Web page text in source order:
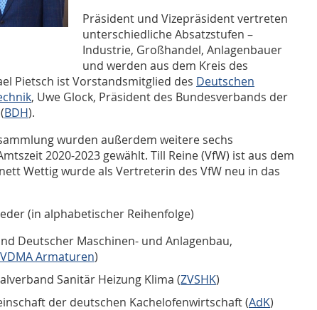
Präsident und Vizepräsident vertreten
unterschiedliche Absatzstufen –
Industrie, Großhandel, Anlagenbauer
und werden aus dem Kreis des
Pietsch ist Vorstandsmitglied des Deutschen
, Uwe Glock, Präsident des Bundesverbands der
BDH).
wurden außerdem weitere sechs
2020-2023 gewählt. Till Reine (VfW) ist aus dem
Wettig wurde als Vertreterin des VfW neu in das
(in alphabetischer Reihenfolge)
Deutscher Maschinen- und Anlagenbau,
VDMA Armaturen)
Sanitär Heizung Klima (ZVSHK)
der deutschen Kachelofenwirtschaft (AdK)